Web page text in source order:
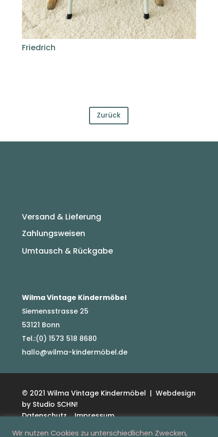
Friedrich
Zurück
Versand & Lieferung
Zahlungsweisen
Umtausch & Rückgabe
Wilma Vintage Kindermöbel
Siemensstrasse 25
53121 Bonn
Tel.:(0) 1573 518 8680
hallo@wilma-kindermöbel.de
© 2021 Wilma Vintage Kindermöbel | Webdesign
by Studio SCHN!
Datenschutz
Impressum
Wir nutzen Cookies zu unterschiedlichen Zwecken,